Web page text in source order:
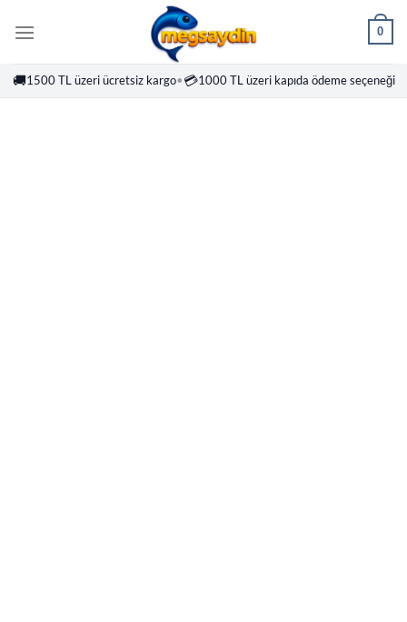
atla
0
🚚1500 TL üzeri ücretsiz kargo•💳1000 TL üzeri kapıda ödeme seçeneği